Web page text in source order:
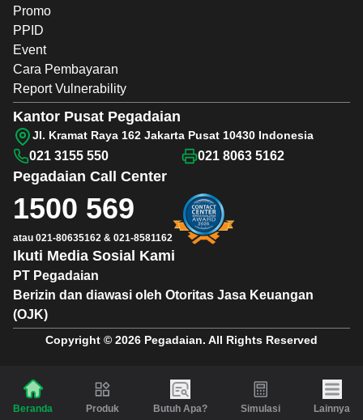
Beranda Produk Butuh Apa? Simulasi Lainnya
Promo
PPID
Event
Cara Pembayaran
Report Vulnerability
PT Pegadaian
Berizin dan diawasi oleh Otoritas Jasa Keuangan
(OJK)
Ikuti Media Sosial Kami
Pegadaian Call Center
1500 569
atau 021-80635162 & 021-8581162
Kantor Pusat Pegadaian
Jl. Kramat Raya 162 Jakarta Pusat 10430 Indonesia
021 3155 550 021 8063 5162
Copyright © 2026 Pegadaian. All Rights Reserved